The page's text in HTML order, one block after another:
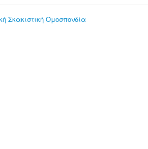
Σκακιστική Ομοσπονδία